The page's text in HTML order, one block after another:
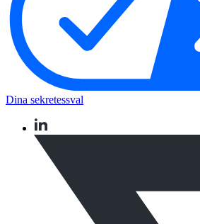
Dina sekretessval